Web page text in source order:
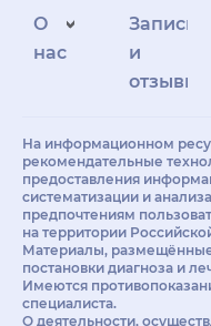
О
нас
Запись
и
отзывы
На информационном
рекомендательные
предоставления
систематизации и
предпочтениям
на территории
Материалы,
постановки диагноза и
Имеются
специалиста.
О деятельности,